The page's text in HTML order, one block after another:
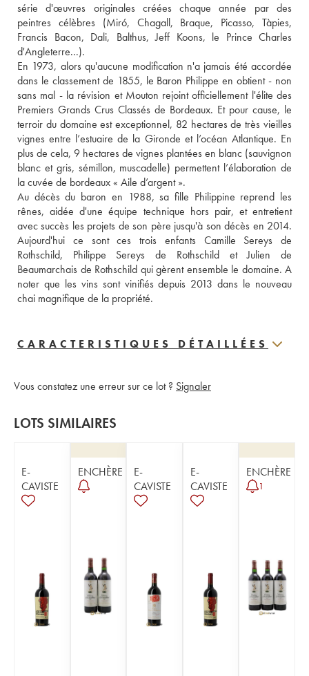
série d'œuvres originales créées chaque année par des
peintres célèbres (Miró, Chagall, Braque, Picasso, Tàpies,
Francis Bacon, Dali, Balthus, Jeff Koons, le Prince Charles
d'Angleterre...).
En 1973, alors qu'aucune modification n'a jamais été accordée
dans le classement de 1855, le Baron Philippe en obtient - non
sans mal - la révision et Mouton rejoint officiellement l'élite des
Premiers Grands Crus Classés de Bordeaux. Et pour cause, le
terroir du domaine est exceptionnel, 82 hectares de très vieilles
vignes entre l’estuaire de la Gironde et l’océan Atlantique. En
plus de cela, 9 hectares de vignes plantées en blanc (sauvignon
blanc et gris, sémillon, muscadelle) permettent l’élaboration de
la cuvée de bordeaux « Aile d’argent ».
Au décès du baron en 1988, sa fille Philippine reprend les
rênes, aidée d'une équipe technique hors pair, et entretient
avec succès les projets de son père jusqu'à son décès en 2014.
Aujourd'hui ce sont ces trois enfants Camille Sereys de
Rothschild, Philippe Sereys de Rothschild et Julien de
Beaumarchais de Rothschild qui gèrent ensemble le domaine. A
noter que les vins sont vinifiés depuis 2013 dans le nouveau
chai magnifique de la propriété.
CARACTERISTIQUES DÉTAILLÉES
Vous constatez une erreur sur ce lot ? Signaler
LOTS SIMILAIRES
E-
CAVISTE
ENCHÈRE
E-
CAVISTE
E-
CAVISTE
ENCHÈRE
1